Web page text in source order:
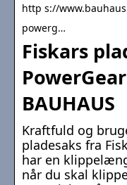
http s://
powerg…
Fiskars
BAUHAUS
Kraftfuld og
pladesaks fra
har en
når du skal